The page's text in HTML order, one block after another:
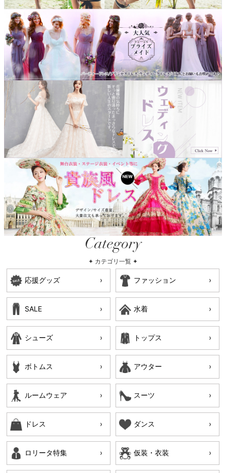
Category
✦ カテゴリ一覧 ✦
応援グッズ ファッション
SALE 水着
シューズ トップス
ボトムス アウター
ルームウェア スーツ
ドレス ダンス
ロリータ特集 仮装・衣装